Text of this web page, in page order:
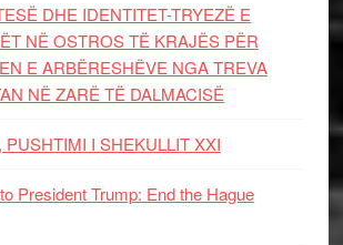
DHE IDENTITET-TRYEZË E
NË OSTROS TË KRAJËS PËR
E ARBËRESHËVE NGA TREVA
NË ZARË TË DALMACISË
I SHEKULLIT XXI
President Trump: End the Hague